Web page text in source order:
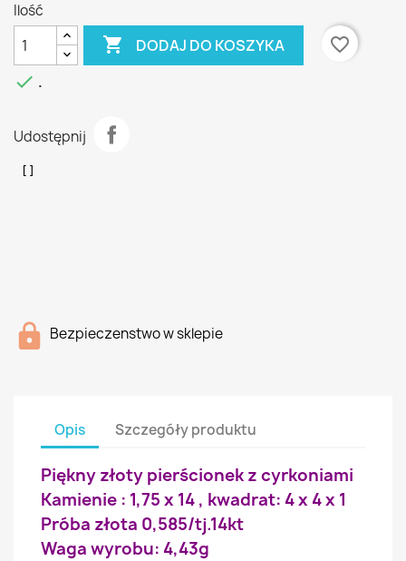
Ilość
 DODAJ DO KOSZYKA
favorite_border
 .
Udostępnij
Bezpieczenstwo w sklepie
Opis Szczegóły produktu
Piękny złoty pierścionek z cyrkoniami
Kamienie : 1,75 x 14 , kwadrat: 4 x 4 x 1
Próba złota 0,585/tj.14kt
Waga wyrobu: 4,43g